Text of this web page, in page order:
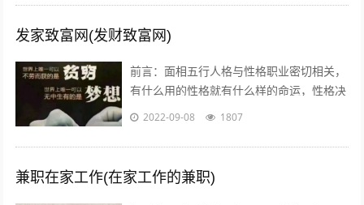
发家致富网(发财致富网)
前言：面相五行人格与性格职业密切相关，
有什么用的性格就有什么样的命运，性格决
定命运。有些人需要白手起家获得财富，有
2022-09-08 1807
兼职在家工作(在家工作的兼职)